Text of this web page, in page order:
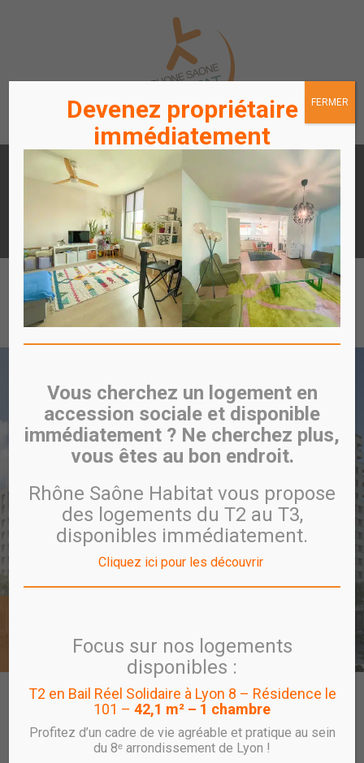
ACHETER
UN APPARTEMENT
UN APPARTEMENT /
STATIONNEMENT
ACCÈS
LOCATAIRES / PROPRIÉTAIRES
ACCÈS
COPROPRIÉTAIRES
le
menu
UTÔPIA
CARTE PROGRAMME
VISITE VIRTUELLE
PROGRAMMES EN COMMERCIALISATION
Devenez propriétaire
immédiatement
Vous cherchez un logement en
accession sociale et disponible
immédiatement ? Ne cherchez plus,
vous êtes au bon endroit.
Rhône Saône Habitat vous propose
des logements du T2 au T3,
disponibles immédiatement.
Cliquez ici pour les découvrir
Focus sur nos logements
disponibles :
T2 en Bail Réel Solidaire à Lyon 8 – Résidence le
101 – 42,1 m² – 1 chambre
Profitez d’un cadre de vie agréable et pratique au sein
du 8ᵉ arrondissement de Lyon !
FERMER